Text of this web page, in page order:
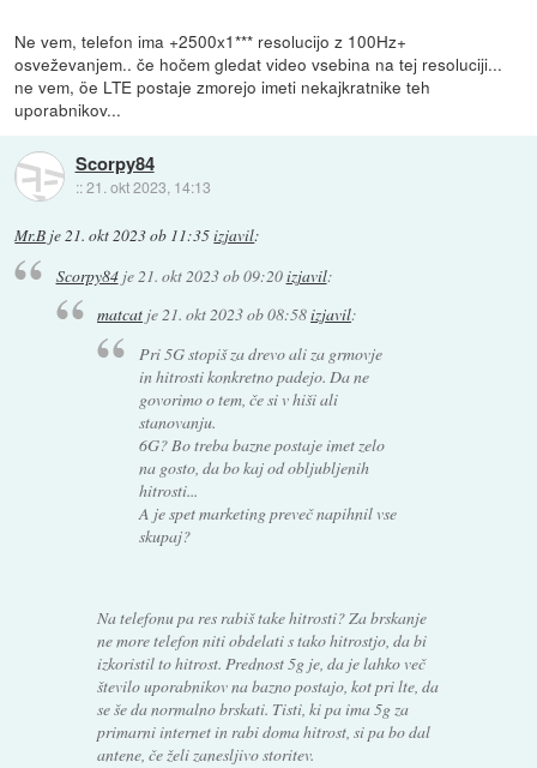
Ne vem, telefon ima +2500x1*** resolucijo z 100Hz+
osveževanjem.. če hočem gledat video vsebina na tej resoluciji...
ne vem, öe LTE postaje zmorejo imeti nekajkratnike teh
uporabnikov...
Scorpy84
::21. okt 2023, 14:13
Mr.B je21. okt 2023 ob 11:35izjavil:
Scorpy84je 21. okt 2023 ob 09:20izjavil:
matcat je21. okt 2023 ob 08:58izjavil:
Pri 5G stopiš za drevo ali za grmovje
in hitrosti konkretno padejo. Da ne
govorimo o tem, če si v hiši ali
stanovanju.
6G? Bo treba bazne postaje imet zelo
na gosto, da bo kaj od obljubljenih
hitrosti...
A je spet marketing preveč napihnil vse
skupaj?
Na telefonu pa res rabiš take hitrosti? Za brskanje
ne more telefon niti obdelati s tako hitrostjo, da bi
izkoristil to hitrost. Prednost 5g je, da je lahko več
število uporabnikov na bazno postajo, kot pri lte, da
se še da normalno brskati. Tisti, ki pa ima 5g za
primarni internet in rabi doma hitrost, si pa bo dal
antene, če želi zanesljivo storitev.